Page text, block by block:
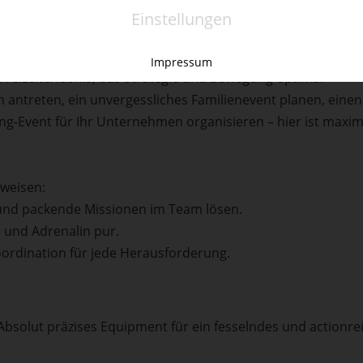
Einstellungen
Impressum
und Teamwork? MitVEX Virtual Reality
das Strategie und Bewegung optimal
ein unvergessliches Familienevent planen, einen
Event für Ihr Unternehmen organisieren – hier ist
packende Missionen im Team lösen.
Adrenalin pur.
für jede Herausforderung.
präzises Equipment für ein fesselndes und